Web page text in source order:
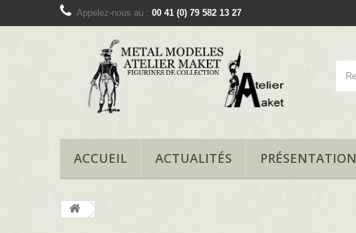
Appelez-nous au : 00 41 (0) 79 582 13 27
ACCUEIL ACTUALITÉS PRÉSENTATION